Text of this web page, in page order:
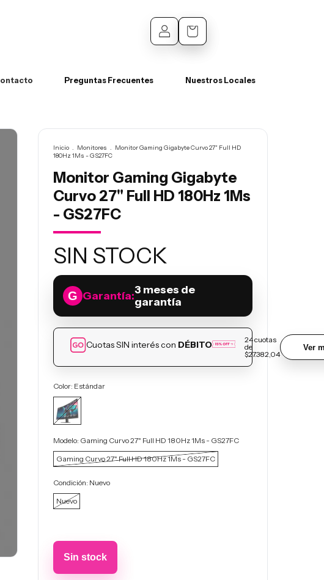
Preguntas Frecuentes Nuestros Locales
Inicio . Monitores . Monitor Gaming Gigabyte Curvo 27" Full HD
180Hz 1Ms - GS27FC
Monitor Gaming Gigabyte
Curvo 27" Full HD 180Hz 1Ms
- GS27FC
SIN STOCK
Garantía:3 meses de
garantía
Cuotas SIN interés con DÉBITO 24cuotas
de
$27.382,04
Ver
Color: Estándar
Modelo: Gaming Curvo 27" Full HD 180Hz 1Ms - GS27FC
Gaming Curvo 27" Full HD 180Hz 1Ms - GS27FC
Condición: Nuevo
Nuevo